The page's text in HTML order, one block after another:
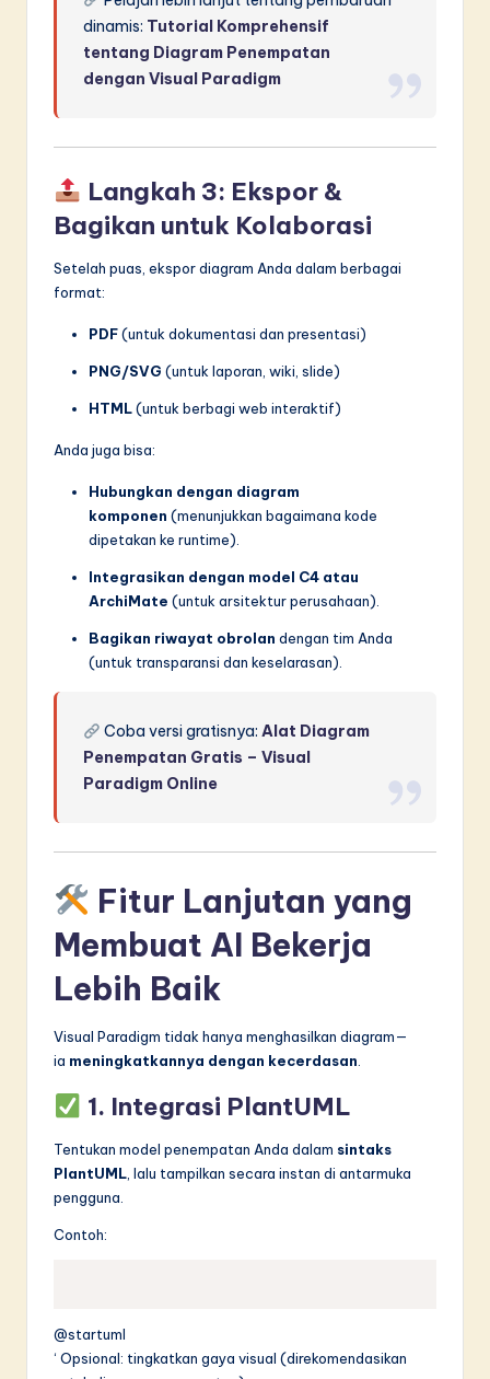
dinamis: Tutorial Komprehensif
tentang Diagram Penempatan
dengan Visual Paradigm
Langkah 3: Ekspor &
Bagikan untuk Kolaborasi
Setelah puas, ekspor diagram Anda dalam berbagai
format:
PDF(untuk dokumentasi dan presentasi)
PNG/SVG (untuk laporan, wiki, slide)
HTML(untuk berbagi web interaktif)
Anda juga bisa:
Hubungkan dengan diagram
komponen (menunjukkan bagaimana kode
dipetakan ke runtime).
Integrasikan dengan model C4 atau
ArchiMate (untuk arsitektur perusahaan).
Bagikan riwayat obrolan dengan tim Anda
(untuk transparansi dan keselarasan).
Coba versi gratisnya:Alat Diagram
Penempatan Gratis – Visual
Paradigm Online
Fitur Lanjutan yang
Membuat AI Bekerja
Lebih Baik
Visual Paradigm tidak hanya menghasilkan diagram—
ia meningkatkannya dengan kecerdasan.
1. Integrasi PlantUML
Tentukan model penempatan Anda dalam sintaks
PlantUML, lalu tampilkan secara instan di antarmuka
pengguna.
Contoh:
@startuml
‘ Opsional: tingkatkan gaya visual (direkomendasikan